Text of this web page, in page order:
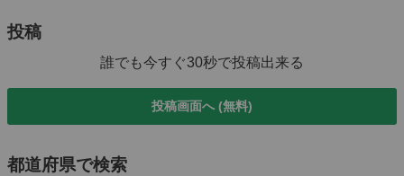
投稿
誰でも今すぐ30秒で投稿出来る
投稿画面へ (無料)
都道府県で検索